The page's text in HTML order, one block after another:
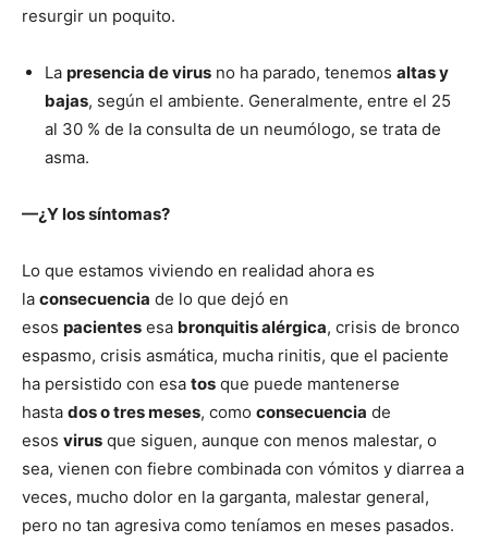
resurgir un poquito.
La presencia de virus no ha parado, tenemos altas y
bajas, según el ambiente. Generalmente, entre el 25
al 30 % de la consulta de un neumólogo, se trata de
asma.
—¿Y los síntomas?
Lo que estamos viviendo en realidad ahora es
la consecuencia de lo que dejó en
esos pacientes esa bronquitis alérgica, crisis de bronco
espasmo, crisis asmática, mucha rinitis, que el paciente
ha persistido con esa tos que puede mantenerse
hasta dos o tres meses, como consecuencia de
esos virus que siguen, aunque con menos malestar, o
sea, vienen con fiebre combinada con vómitos y diarrea a
veces, mucho dolor en la garganta, malestar general,
pero no tan agresiva como teníamos en meses pasados.